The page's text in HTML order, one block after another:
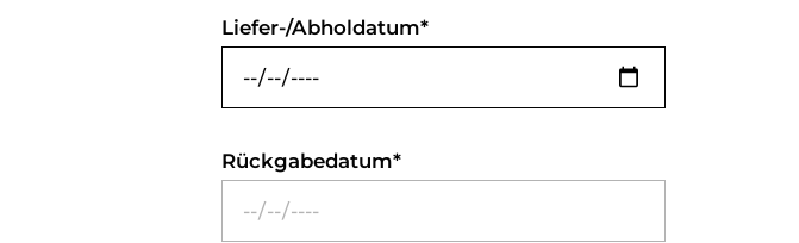
Liefer-/Abholdatum
Rückgabedatum